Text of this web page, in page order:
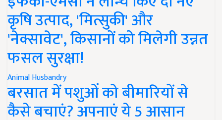
कृषि उत्पाद, 'मित्सुकी' और
'नेक्सावेट', किसानों को मिलेगी उन्नत
फसल सुरक्षा!
Animal Husbandry
बरसात में पशुओं को बीमारियों से
कैसे बचाएं? अपनाएं ये 5 आसान